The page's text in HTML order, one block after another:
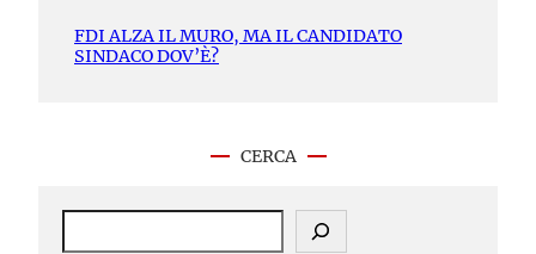
FDI ALZA IL MURO, MA IL CANDIDATO
SINDACO DOV’È?
CERCA
S